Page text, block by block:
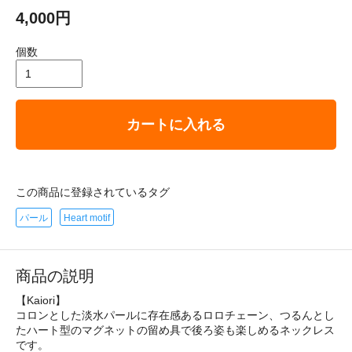
4,000円
個数
カートに入れる
この商品に登録されているタグ
パール Heart motif
商品の説明
【Kaiori】
コロンとした淡水パールに存在感あるロロチェーン、つるんとし
たハート型のマグネットの留め具で後ろ姿も楽しめるネックレス
です。